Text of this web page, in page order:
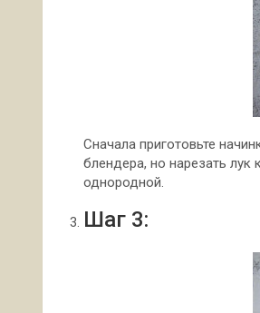
Сначала приготовьте
блендера, но нарезать лук
однородной.
Шаг 3: